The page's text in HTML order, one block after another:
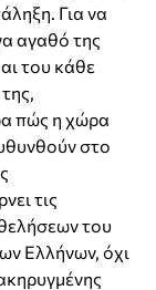
Για να
αγαθό της
του κάθε
πώς η χώρα
στο
τις
του
Ελλήνων, όχι